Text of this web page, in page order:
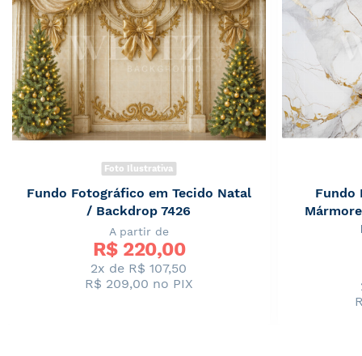
Foto Ilustrativa
Fundo Fotográfico em Tecido Natal
/ Backdrop 7426
A partir de
R$ 220,00
2x de R$ 107,50
R$ 209,00 no PIX
Fundo